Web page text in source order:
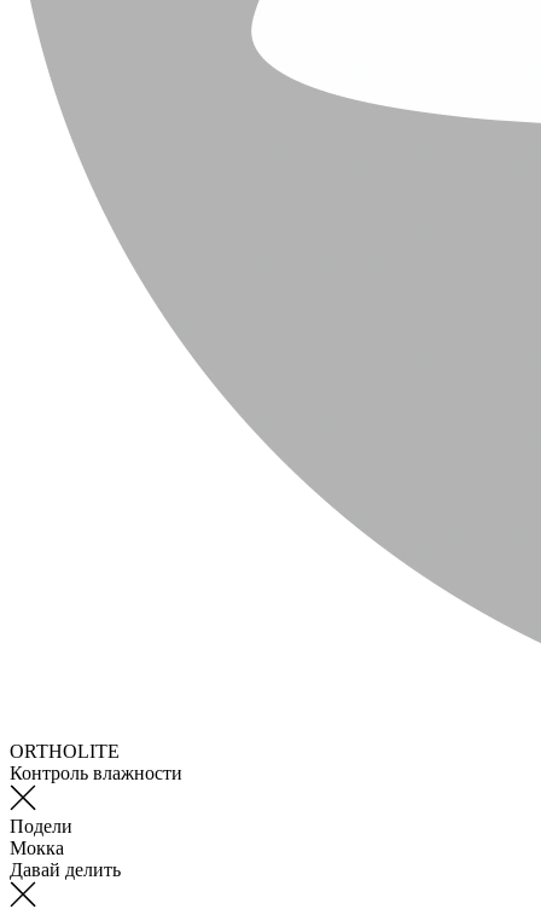
ORTHOLITE
Контроль влажности
Подели
Мокка
Давай делить